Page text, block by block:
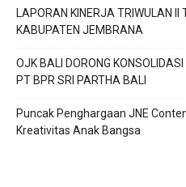
LAPORAN KINERJA TRIWULAN
KABUPATEN JEMBRANA
OJK BALI DORONG
PT BPR SRI PARTHA BALI
Puncak Penghargaan JNE
Kreativitas Anak Bangsa